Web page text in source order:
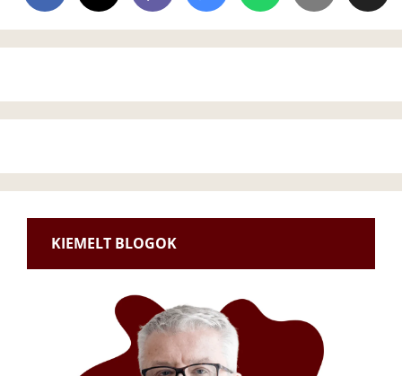
KIEMELT BLOGOK